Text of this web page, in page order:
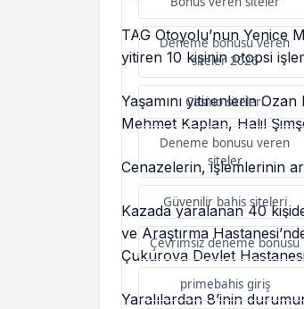
Deneme bonusu veren
siteler 2026
Casino siteleri
Deneme bonusu veren
siteler
Güvenilir bahis siteleri
Çevrimsiz deneme bonusu
primebahis giriş
TAG Otoyolu’nun Yenice
yitiren 10 kişinin otopsi
Yaşamını yitirenlerin
Mehmet Kaplan, Halil
Cenazelerin, işlemlerinin
Kazada yaralanan 40
ve Araştırma
Çukurova Devlet
Yaralılardan 8’inin